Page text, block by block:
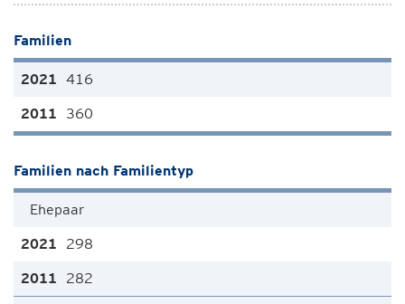
Familien
416
360
Familien nach Familientyp
Ehepaar
298
282